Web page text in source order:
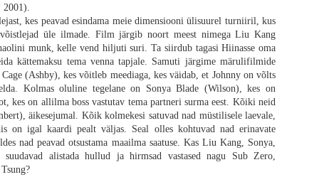
2001).
kes peavad esindama meie dimensiooni ülisuurel turniiril, kus
üle ilmade. Film järgib noort meest nimega Liu Kang
munk, kelle vend hiljuti suri. Ta siirdub tagasi Hiinasse oma
kättemaksu tema venna tapjale. Samuti järgime märulifilmide
(Ashby), kes võitleb meediaga, kes väidab, et Johnny on võlts
Kolmas oluline tegelane on Sonya Blade (Wilson), kes on
kes on allilma boss vastutav tema partneri surma eest. Kõiki neid
äikesejumal. Kõik kolmekesi satuvad nad müstilisele laevale,
on igal kaardi pealt väljas. Seal olles kohtuvad nad erinavate
nad peavad otsustama maailma saatuse. Kas Liu Kang, Sonya,
alistada hullud ja hirmsad vastased nagu Sub Zero,
„28 päeva hiljem“ on juba 23 aastat vana. 2007. aastal ilmus järg „28 nädalat
ei näinudki. Nüüd verivärskelt kinno jõudnud „28 aastat hiljem“ on
üldisest kriitikast ja minu veidi kibestunud vingumisest see saab olema
vägivald, karjumine ja jooksmine nagu tõsisemad fännid tõenäoliselt
oma šokiteraapia ära. Seeriale omane tagasihoidlik gravitatsioon on ka
nagu vana kadunud armastusega.